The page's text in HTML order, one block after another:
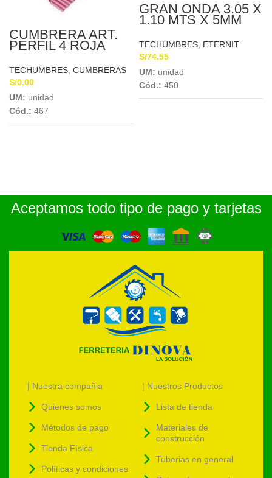
CUMBRERA ART.
PERFIL 4 ROJA
0.30 X 5MM
TECHUMBRES, CUMBRERAS
S/0.00
UM: unidad
Cód.: 467
GRAN ONDA 3.05 X
1.10 MTS X 5MM
TECHUMBRES ETERNIT
S/74.55
UM: unidad
Cód.: 450
Aceptamos todo tipo de pago y tarjetas
| Nuestra compañia
Quienes somos
Métodos de pago
Tienda Física
Políticas y condiciones
| Nuestros Productos
Lista de tienda
Materiales de
construcción
Tuberias en general